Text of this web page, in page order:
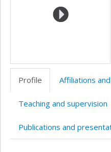
recherche
Profile Affiliations
Teaching and supervision
Publications and